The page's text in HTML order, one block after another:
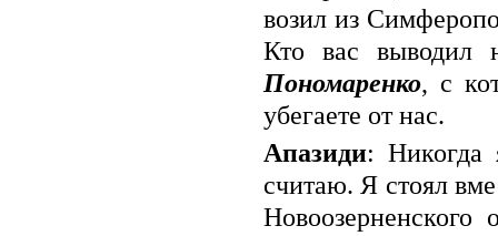
возил из
Кто вас выводил
Пономаренко, с
убегаете от нас.
Апазиди: Никогда
считаю. Я стоял
Новоозерненского